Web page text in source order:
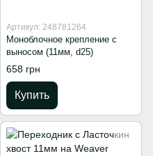
Артикул: 248781264
Моноблочное крепление с
выносом (11мм, d25)
658 грн
Купить